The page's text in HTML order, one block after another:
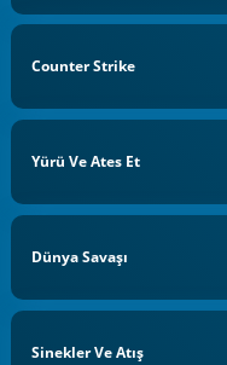
Counter Strike
Yürü Ve Ates Et
Dünya Savaşı
Sinekler Ve Atış